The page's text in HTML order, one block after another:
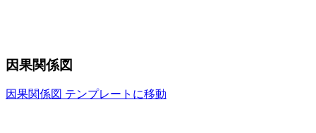
因果関係図
因果関係図 テンプレートに移動